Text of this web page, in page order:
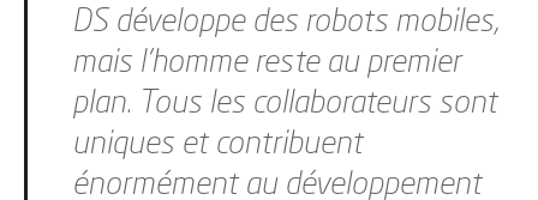
DS développe des robots mobiles,
mais l'homme reste au premier
plan. Tous les collaborateurs sont
uniques et contribuent
énormément au développement